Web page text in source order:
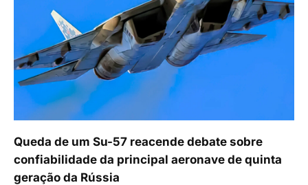
Queda de um Su-57 reacende debate sobre
confiabilidade da principal aeronave de quinta
geração da Rússia